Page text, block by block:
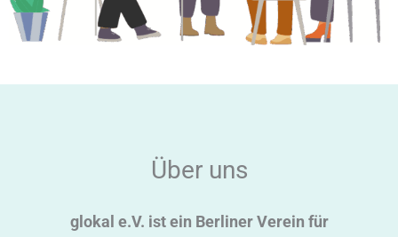
Über uns
glokal e.V. ist ein Berliner Verein für